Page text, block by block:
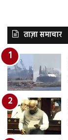
ताज़ा समाचार